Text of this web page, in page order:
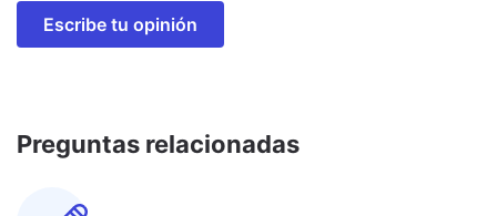
Escribe tu opinión
Preguntas relacionadas